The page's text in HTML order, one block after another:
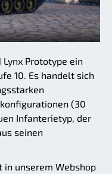
Prototype ein
10. Es handelt sich
(30
Infanterietyp, der
seinen
in unserem Webshop